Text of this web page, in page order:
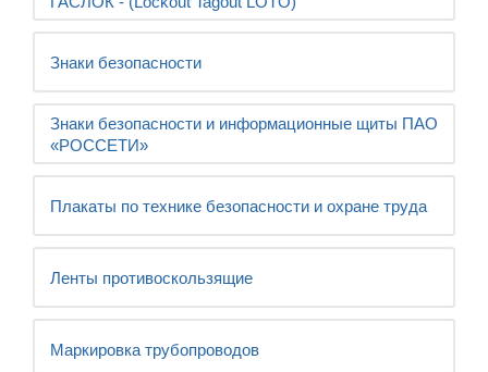
Знаки безопасности
Знаки безопасности и информационные щиты ПАО
«РОССЕТИ»
Плакаты по технике безопасности и охране труда
Ленты противоскользящие
Маркировка трубопроводов